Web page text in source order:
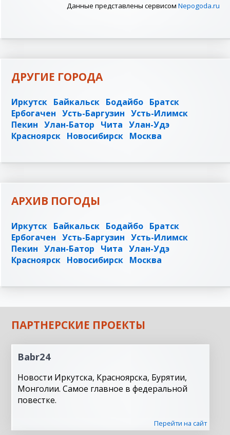
Данные представлены сервисом Nepogoda.ru
ДРУГИЕ ГОРОДА
Иркутск Байкальск Бодайбо Братск
Ербогачен Усть-Баргузин Усть-Илимск
Пекин Улан-Батор Чита Улан-Удэ
Красноярск Новосибирск Москва
АРХИВ ПОГОДЫ
Иркутск Байкальск Бодайбо Братск
Ербогачен Усть-Баргузин Усть-Илимск
Пекин Улан-Батор Чита Улан-Удэ
Красноярск Новосибирск Москва
ПАРТНЕРСКИЕ ПРОЕКТЫ
Babr24
Новости Иркутска, Красноярска, Бурятии,
Монголии. Самое главное в федеральной
повестке.
Перейти на сайт